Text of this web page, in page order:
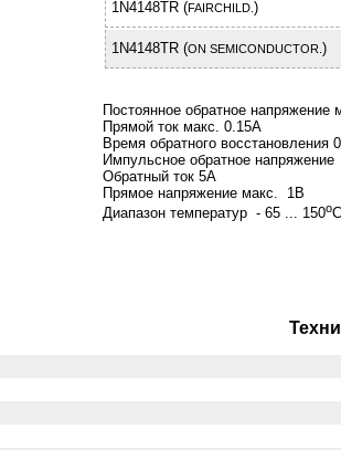
1N4148TR (FAIRCHILD. )
1N4148TR (ON SEMICONDUCTOR. )
Постоянное обратное напряжение
Прямой ток макс. 0.15А
Время обратного восстановления
Импульсное обратное
Обратный ток 5А
Прямое напряжение макс. 1В
Диапазон температур - 65 ... 150оС